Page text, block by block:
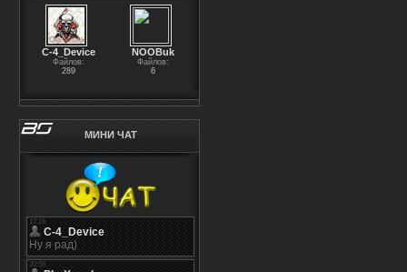
С-4_Device
Файлов:
289
NOOBuk
Файлов:
6
МИНИ ЧАТ